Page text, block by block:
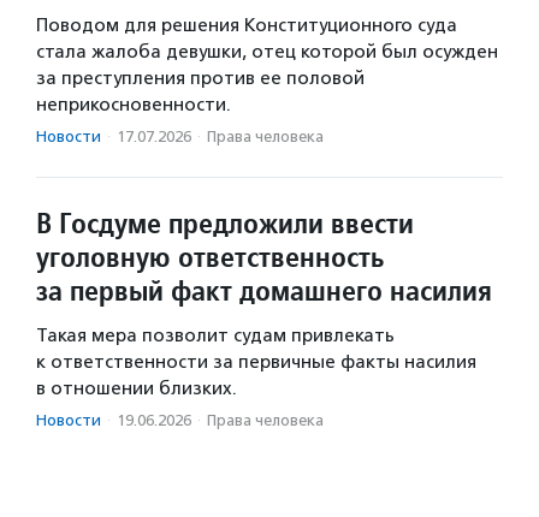
Поводом для решения Конституционного суда
стала жалоба девушки, отец которой был осужден
за преступления против ее половой
неприкосновенности.
Новости · 17.07.2026 · Права человека
В Госдуме предложили ввести
уголовную ответственность
за первый факт домашнего насилия
Такая мера позволит судам привлекать
к ответственности за первичные факты насилия
в отношении близких.
Новости · 19.06.2026 · Права человека